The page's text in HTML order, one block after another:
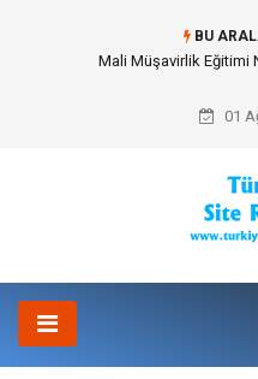
BU
Forma Yaptırma Girişimiyle
01